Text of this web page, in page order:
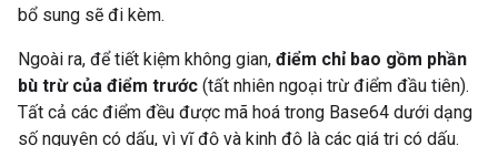
bổ sung sẽ đi kèm.
Ngoài ra, để tiết kiệm không gian, điểm chỉ bao gồm phần
bù trừ của điểm trước (tất nhiên ngoại trừ điểm đầu tiên).
Tất cả các điểm đều được mã hoá trong Base64 dưới dạng
số nguyên có dấu, vì vĩ độ và kinh độ là các giá trị có dấu.